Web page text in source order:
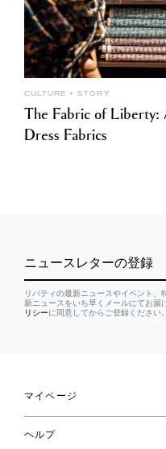
CULTURE STORY
The Fabric of Liberty:
Dress Fabrics
ニュースレターの登録
リバティの最新ニュースやイベント
新ニュースをいち早くメールにてお届
リシーに同意してからご登録ください。
マイページ
ロイヤリティプログラム
ヘルプ